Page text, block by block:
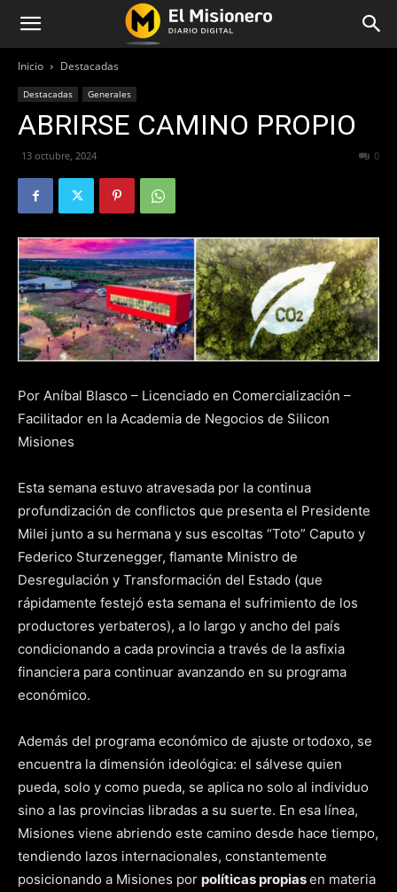
Inicio Destacadas
Destacadas Generales
ABRIRSE CAMINO PROPIO
13 octubre, 2024 0
Por Aníbal Blasco – Licenciado en Comercialización –
Facilitador en la Academia de Negocios de Silicon
Misiones
Esta semana estuvo atravesada por la continua
profundización de conflictos que presenta el Presidente
Milei junto a su hermana y sus escoltas “Toto” Caputo y
Federico Sturzenegger, flamante Ministro de
Desregulación y Transformación del Estado (que
rápidamente festejó esta semana el sufrimiento de los
productores yerbateros), a lo largo y ancho del país
condicionando a cada provincia a través de la asfixia
financiera para continuar avanzando en su programa
económico.
Además del programa económico de ajuste ortodoxo, se
encuentra la dimensión ideológica: el sálvese quien
pueda, solo y como pueda, se aplica no solo al individuo
sino a las provincias libradas a su suerte. En esa línea,
Misiones viene abriendo este camino desde hace tiempo,
tendiendo lazos internacionales, constantemente
posicionando a Misiones por políticas propiasen materia